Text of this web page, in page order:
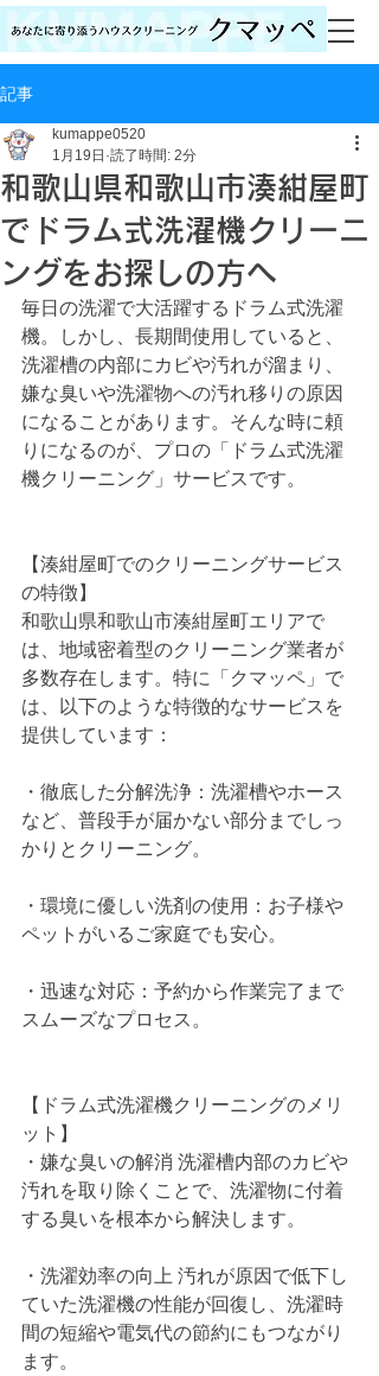
記事
和歌山県和歌山市湊紺屋町
でドラム式洗濯機クリーニ
ングをお探しの方へ
kumappe0520
1月19日 読了時間: 2分
毎日の洗濯で大活躍するドラム式洗濯
機。しかし、長期間使用していると、
洗濯槽の内部にカビや汚れが溜まり、
嫌な臭いや洗濯物への汚れ移りの原因
になることがあります。そんな時に頼
りになるのが、プロの「ドラム式洗濯
機クリーニング」サービスです。
【湊紺屋町でのクリーニングサービス
の特徴】
和歌山県和歌山市湊紺屋町エリアで
は、地域密着型のクリーニング業者が
多数存在します。特に「クマッペ」で
は、以下のような特徴的なサービスを
提供しています：
・徹底した分解洗浄：洗濯槽やホース
など、普段手が届かない部分までしっ
かりとクリーニング。
・環境に優しい洗剤の使用：お子様や
ペットがいるご家庭でも安心。
・迅速な対応：予約から作業完了まで
スムーズなプロセス。
【ドラム式洗濯機クリーニングのメリ
ット】
・嫌な臭いの解消 洗濯槽内部のカビや
汚れを取り除くことで、洗濯物に付着
する臭いを根本から解決します。
・洗濯効率の向上 汚れが原因で低下し
ていた洗濯機の性能が回復し、洗濯時
間の短縮や電気代の節約にもつながり
ます。